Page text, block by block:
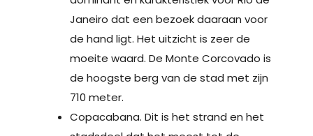
Janeiro dat een bezoek daaraan voor
de hand ligt. Het uitzicht is zeer de
moeite waard. De Monte Corcovado is
de hoogste berg van de stad met zijn
710 meter.
Copacabana. Dit is het strand en het